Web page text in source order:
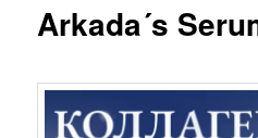
Arkada´s